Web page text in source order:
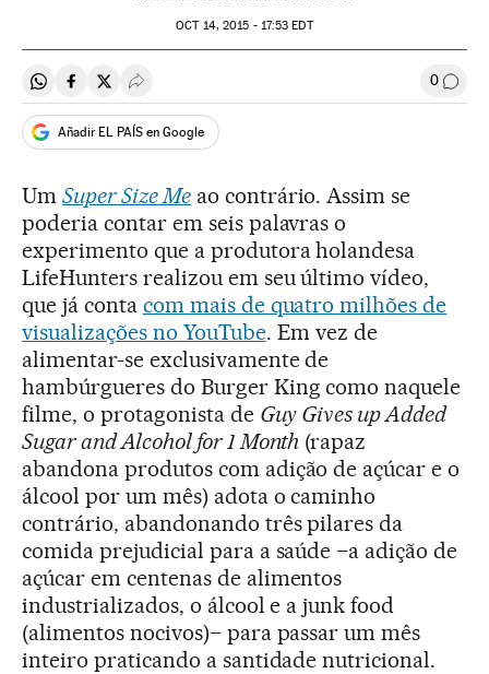
OCT14, 2015 - 17:53 EDT
Compartir en Whatsapp
Compartir en Facebook
Compartir en Twitter
Desplegar Redes Sociales 0
Añadir EL PAÍS en Google
Um Super Size Meao contrário. Assim se
poderia contar em seis palavras o
experimento que a produtora holandesa
LifeHunters realizou em seu último vídeo,
que já conta com mais de quatro milhões de
visualizações no YouTube. Em vez de
alimentar-se exclusivamente de
hambúrgueres do Burger King como naquele
filme, o protagonista de Guy Gives up Added
Sugar and Alcohol for 1 Month (rapaz
abandona produtos com adição de açúcar e o
álcool por um mês) adota o caminho
contrário, abandonando três pilares da
comida prejudicial para a saúde –a adição de
açúcar em centenas de alimentos
industrializados, o álcool e a junk food
(alimentos nocivos)– para passar um mês
inteiro praticando a santidade nutricional.